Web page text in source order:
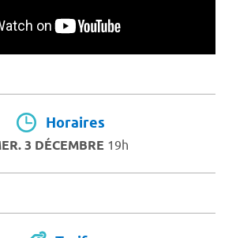
Horaires
3 DÉCEMBRE19h